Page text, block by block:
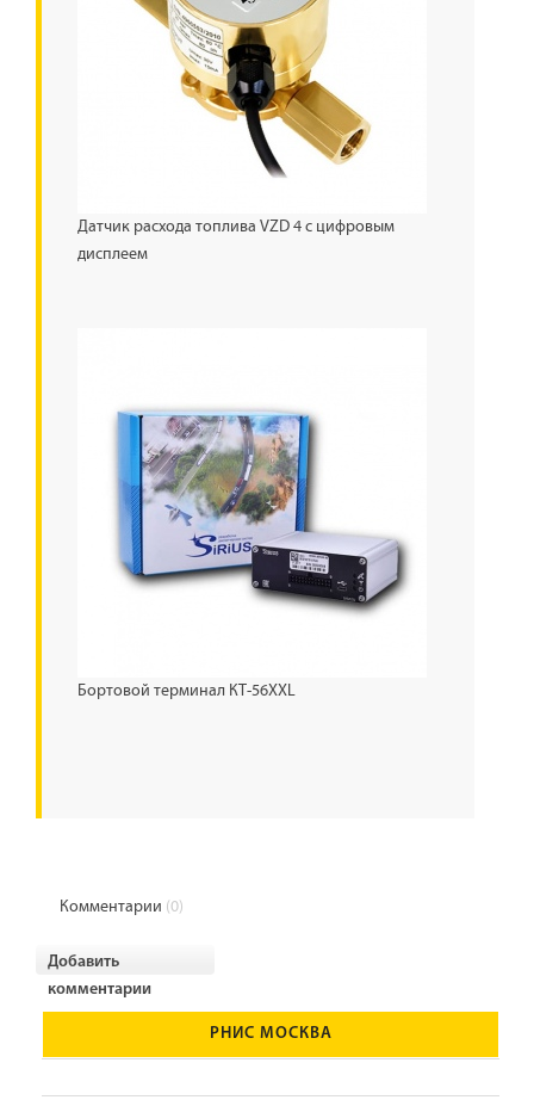
Датчик расхода топлива VZD 4 с цифровым
дисплеем
Бортовой терминал КТ-56XXL
Комментарии (0)
Добавить
комментарии
РНИС МОСКВА